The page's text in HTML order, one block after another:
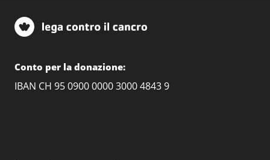
Conto per la donazione:
IBAN CH 95 0900 0000 3000 4843 9